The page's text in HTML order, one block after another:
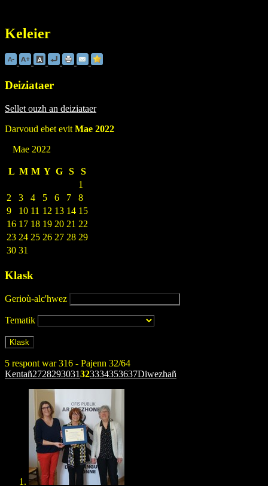
Keleier
Deiziataer
Sellet ouzh an deiziataer
Darvoud ebet evit Mae 2022
Mae 2022
L M M Y G S
S
1
2
3 4 5 6 7
8
9
10 11 12 13 14 15
16 17 18 19 20 21 22
23 24 25 26 27 28 29
30 31
Klask
Gerioù-alc'hwez
Tematik
5 respont war 316 - Pajenn 32/64
Kentañ2728293031323334353637Diwezhañ